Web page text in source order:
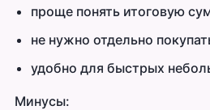
проще понять итоговую
не нужно отдельно
удобно для быстрых
Минусы: